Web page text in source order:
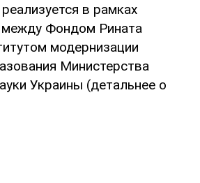
в рамках
между Фондом Рината
модернизации
Министерства
Украины (детальнее о